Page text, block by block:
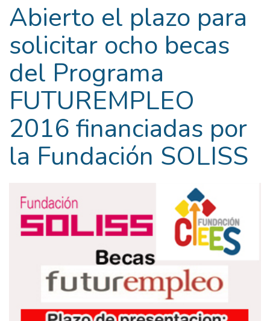
Abierto el plazo para
solicitar ocho becas
del Programa
FUTUREMPLEO
2016 financiadas por
la Fundación SOLISS